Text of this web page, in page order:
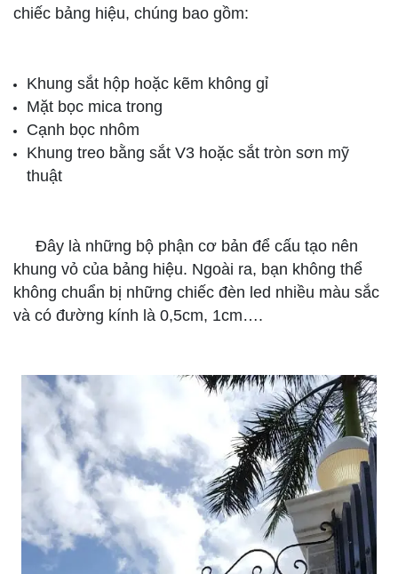
chiếc bảng hiệu, chúng bao gồm:
Khung sắt hộp hoặc kẽm không gỉ
Mặt bọc mica trong
Cạnh bọc nhôm
Khung treo bằng sắt V3 hoặc sắt tròn sơn mỹ
thuật
Đây là những bộ phận cơ bản để cấu tạo nên
khung vỏ của bảng hiệu. Ngoài ra, bạn không thể
không chuẩn bị những chiếc đèn led nhiều màu sắc
và có đường kính là 0,5cm, 1cm….